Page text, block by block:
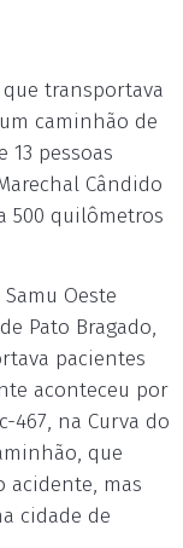
transportava
caminhão de
13 pessoas
Cândido
500 quilômetros
Oeste
Pato Bragado,
pacientes
aconteceu por
467, na Curva do
que
mas
cidade de